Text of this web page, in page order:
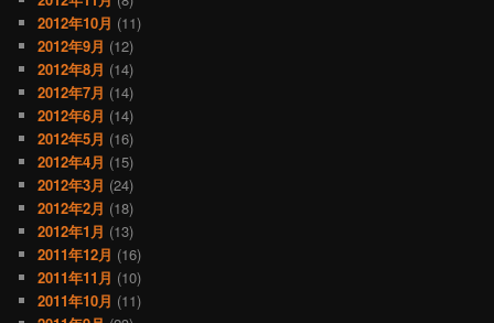
2012年10月 (11)
2012年9月 (12)
2012年8月 (14)
2012年7月 (14)
2012年6月 (14)
2012年5月 (16)
2012年4月 (15)
2012年3月 (24)
2012年2月 (18)
2012年1月 (13)
2011年12月 (16)
2011年11月 (10)
2011年10月 (11)